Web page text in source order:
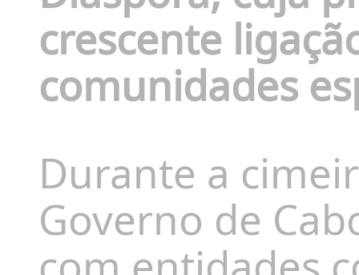
crescente
comunidades
Durante a
Governo de